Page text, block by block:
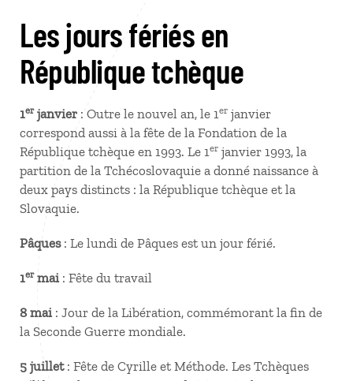
Les jours fériés en
République tchèque
1erjanvier : Outre le nouvel an, le 1er janvier
correspond aussi à la fête de la Fondation de la
République tchèque en 1993. Le 1er janvier 1993, la
partition de la Tchécoslovaquie a donné naissance à
deux pays distincts : la République tchèque et la
Slovaquie.
Pâques: Le lundi de Pâques est un jour férié.
1ermai : Fête du travail
8 mai : Jour de la Libération, commémorant la fin de
la Seconde Guerre mondiale.
5 juillet: Fête de Cyrille et Méthode. Les Tchèques